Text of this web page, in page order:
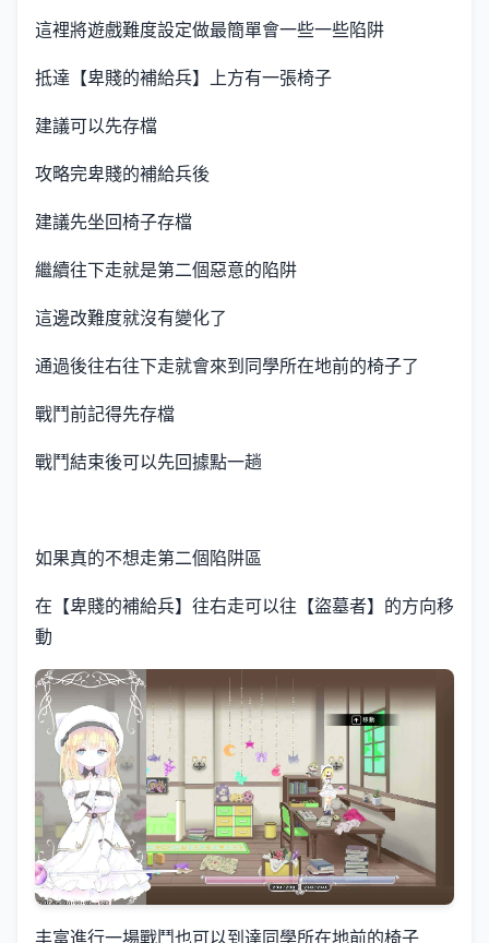
這裡將遊戲難度設定做最簡單會一些一些陷阱
抵達【卑賤的補給兵】上方有一張椅子
建議可以先存檔
攻略完卑賤的補給兵後
建議先坐回椅子存檔
繼續往下走就是第二個惡意的陷阱
這邊改難度就沒有變化了
通過後往右往下走就會來到同學所在地前的椅子了
戰鬥前記得先存檔
戰鬥結束後可以先回據點一趟
如果真的不想走第二個陷阱區
在【卑賤的補給兵】往右走可以往【盜墓者】的方向移
動
丰富進行一場戰鬥也可以到達同學所在地前的椅子